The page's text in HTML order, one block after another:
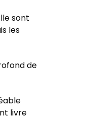
sont
les
de
livre